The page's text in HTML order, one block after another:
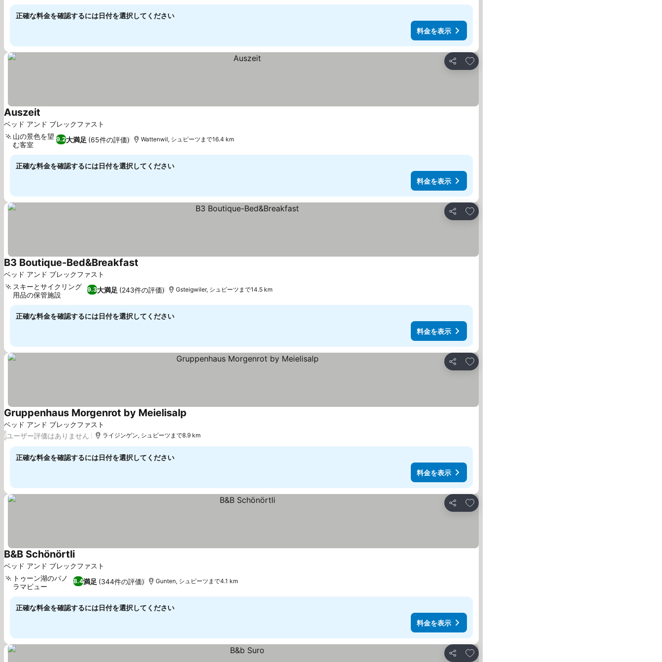
正確な料金を確認するには日付を選択してください
料金を表示
シェア
お気に入りに追加
ベッド アンド ブレックファスト
Auszeit
9.2大満足 (65件の評価)
山の景色を望
む客室
Wattenwil, シュピーツまで16.4 km
正確な料金を確認するには日付を選択してください
料金を表示
シェア
お気に入りに追加
ベッド アンド ブレックファスト
B3 Boutique-Bed&Breakfast
9.3大満足 (243件の評価)
スキーとサイクリング
用品の保管施設
Gsteigwiler, シュピーツまで14.5 km
正確な料金を確認するには日付を選択してください
料金を表示
シェア
お気に入りに追加
ベッド アンド ブレックファスト
Gruppenhaus Morgenrot by Meielisalp
/ユーザー評価はありません ライジンゲン, シュピーツまで8.9 km
正確な料金を確認するには日付を選択してください
料金を表示
シェア
お気に入りに追加
ベッド アンド ブレックファスト
B&B Schönörtli料金を表示
8.4満足 (344件の評価)
トゥーン湖のパノ
ラマビュー
Gunten, シュピーツまで4.1 km
正確な料金を確認するには日付を選択してください
料金を表示
シェア
お気に入りに追加